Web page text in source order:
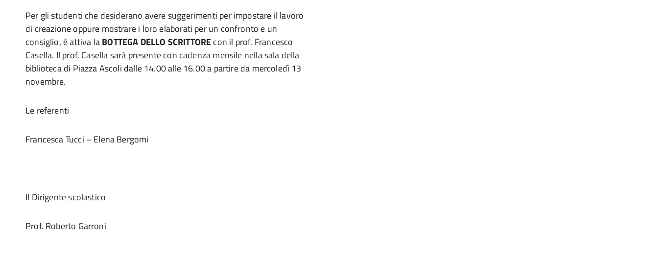
Per gli studenti che desiderano avere suggerimenti per impostare il lavoro
di creazione oppure mostrare i loro elaborati per un confronto e un
consiglio, è attiva laBOTTEGA DELLO SCRITTOREcon il prof. Francesco
Casella. Il prof. Casella sarà presente con cadenza mensile nella sala della
biblioteca di Piazza Ascoli dalle 14.00 alle 16.00 a partire da mercoledì 13
novembre.
Le referenti
Francesca Tucci – Elena Bergomi
Il Dirigente scolastico
Prof. Roberto Garroni